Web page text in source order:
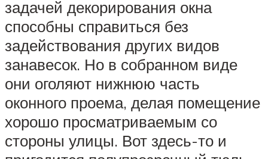
задачей декорирования окна
способны справиться без
задействования других видов
занавесок. Но в собранном виде
они оголяют нижнюю часть
оконного проема, делая помещение
хорошо просматриваемым со
стороны улицы. Вот здесь-то и